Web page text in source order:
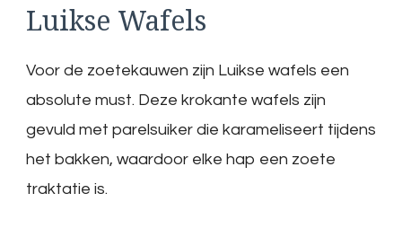
Luikse Wafels
Voor de zoetekauwen zijn Luikse wafels een
absolute must. Deze krokante wafels zijn
gevuld met parelsuiker die karameliseert tijdens
het bakken, waardoor elke hap een zoete
traktatie is.